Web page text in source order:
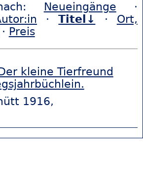
Neueingänge ·
·Titel↓ · Ort,
Preis
kleine Tierfreund
1916,